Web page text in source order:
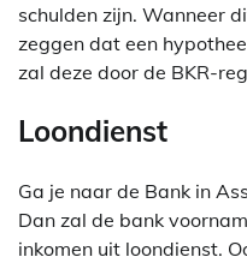
schulden zijn. Wanneer
zeggen dat een
zal deze door de BKR-
Loondienst
Ga je naar de Bank in
Dan zal de bank
inkomen uit loondienst.